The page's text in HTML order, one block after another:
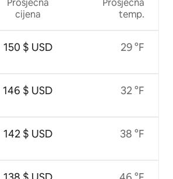
Prosječna
cijena
150 $ USD
146 $ USD
142 $ USD
Prosječna
temp.
29 °F
32 °F
38 °F